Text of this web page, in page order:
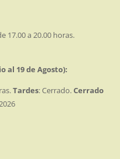
17.00 a 20.00 horas.
al 19 de Agosto):
Tardes: Cerrado.Cerrado